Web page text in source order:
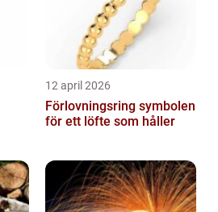
12 april 2026
Förlovningsring symbolen
för ett löfte som håller